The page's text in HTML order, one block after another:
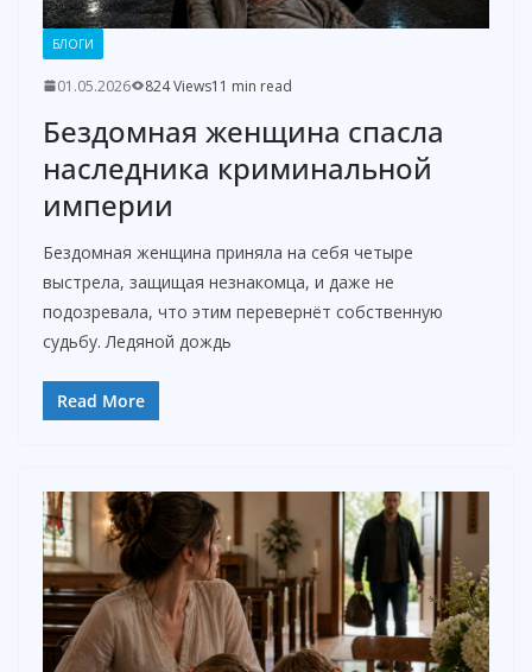
БЛОГИ
01.05.2026 824 Views11 min read
Бездомная женщина спасла
наследника криминальной
империи
Бездомная женщина приняла на себя четыре
выстрела, защищая незнакомца, и даже не
подозревала, что этим перевернёт собственную
судьбу. Ледяной дождь
Read More